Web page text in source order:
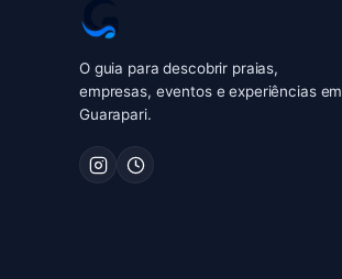
O guia para descobrir praias,
empresas, eventos e experiências em
Guarapari.